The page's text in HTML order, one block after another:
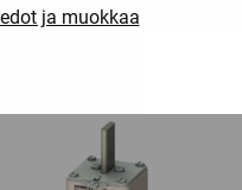
ja muokkaa
3NA3230-4KK04